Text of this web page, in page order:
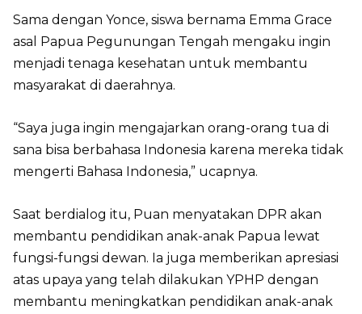
Sama dengan Yonce, siswa bernama Emma Grace
asal Papua Pegunungan Tengah mengaku ingin
menjadi tenaga kesehatan untuk membantu
masyarakat di daerahnya.
“Saya juga ingin mengajarkan orang-orang tua di
sana bisa berbahasa Indonesia karena mereka tidak
mengerti Bahasa Indonesia,” ucapnya.
Saat berdialog itu, Puan menyatakan DPR akan
membantu pendidikan anak-anak Papua lewat
fungsi-fungsi dewan. Ia juga memberikan apresiasi
atas upaya yang telah dilakukan YPHP dengan
membantu meningkatkan pendidikan anak-anak